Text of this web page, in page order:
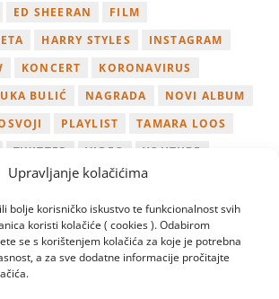
Upravljanje kolačićima
bolje korisničko iskustvo te funkcionalnost svih
koristi kolačiće ( cookies ). Odabirom
se s korištenjem kolačića za koje je potrebna
a za sve dodatne informacije pročitajte
ED SHEERAN
FILM
HARRY STYLES
INSTAGRAM
KONCERT
KORONAVIRUS
BULIĆ NAGRADA
NOVI ALBUM
PLAYLIST
TAMARA LOOS
TWITTER VIDEO
YOUTUBE